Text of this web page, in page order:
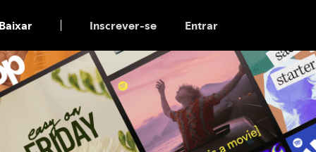
Baixar Inscrever-se Entrar